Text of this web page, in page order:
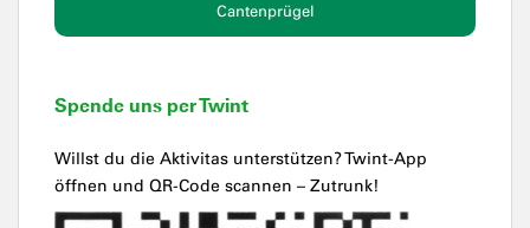
Cantenprügel
Spende uns per Twint
Willst du die Aktivitas unterstützen? Twint-App
öffnen und QR-Code scannen – Zutrunk!